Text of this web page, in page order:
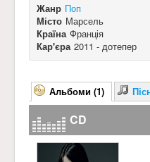
Жанр Поп
Місто Марсель
Країна Франція
Кар'єра 2011 - дотепер
Альбоми (1)
CD